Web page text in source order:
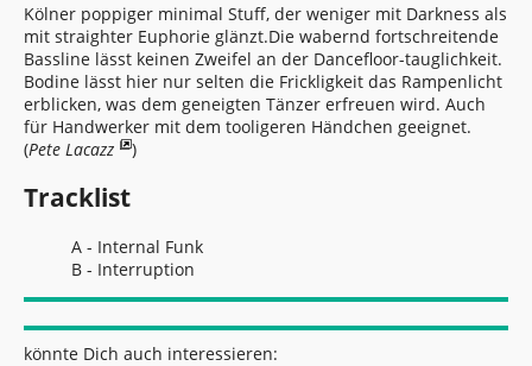
Kölner poppiger minimal Stuff, der weniger mit Darkness als
mit straighter Euphorie glänzt.Die wabernd fortschreitende
Bassline lässt keinen Zweifel an der Dancefloor-tauglichkeit.
Bodine lässt hier nur selten die Frickligkeit das Rampenlicht
erblicken, was dem geneigten Tänzer erfreuen wird. Auch
für Handwerker mit dem tooligeren Händchen geeignet.
(Pete Lacazz )
Tracklist
A - Internal Funk
B - Interruption
könnte Dich auch interessieren: